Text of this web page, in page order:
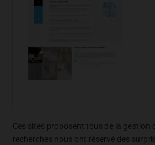
Ces sites proposent tous de la gestion
recherches nous ont réservé des